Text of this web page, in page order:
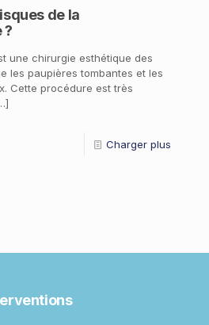
de la
?
une chirurgie esthétique des
les paupières tombantes et les
Cette procédure est très
Charger plus